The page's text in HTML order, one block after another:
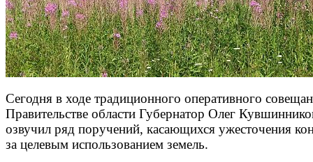
Сегодня в ходе традиционного оперативного
Правительстве области Губернатор Олег
озвучил ряд поручений, касающихся ужесточения
за целевым использованием земель.